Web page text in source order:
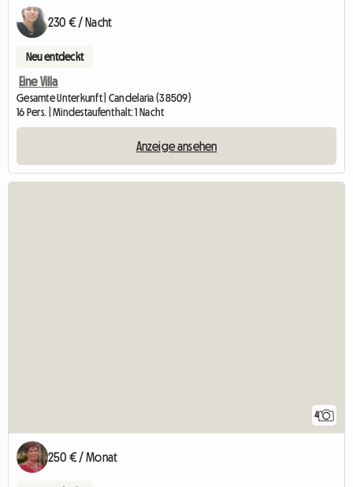
230 € / Nacht
Neu entdeckt
Eine Villa
Gesamte Unterkunft | Candelaria (38509)
16 Pers. | Mindestaufenthalt: 1 Nacht
Anzeige ansehen
4
250 € / Monat